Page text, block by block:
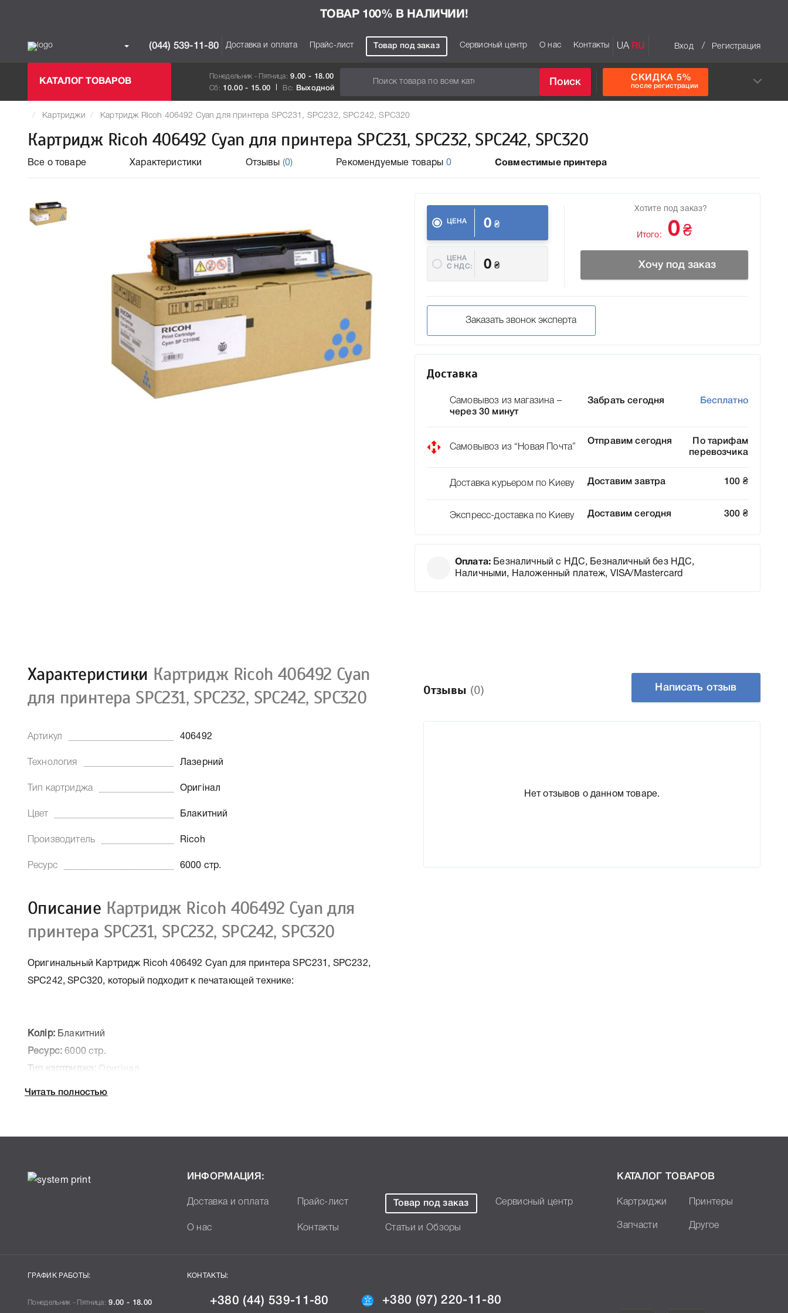
ТОВАР 100% В НАЛИЧИИ!
(044) 539-11-80 Доставка и оплата Прайс-лист Товар под заказ Сервисный центр О нас Контакты UA RU Вход / Регистрация
КАТАЛОГ ТОВАРОВ
Понедельник - Пятница: 9.00 - 18.00
Сб: 10.00 - 15.00 Вс: Выходной
Поиск СКИДКА 5%
после регистрации
Картриджи Картридж Ricoh 406492 Cyan для принтера SPC231, SPC232, SPC242, SPC320
Картридж Ricoh 406492 Cyan для принтера SPC231, SPC232, SPC242, SPC320
Все о товаре Характеристики Отзывы (0) Рекомендуемые товары 0 Совместимые принтера
ЦЕНА 0 ₴
ЦЕНА
C НДС:
0 ₴
Хотите под заказ?
Итого: 0 ₴
Хочу под заказ
Заказать звонок эксперта
Доставка
Самовывоз из магазина –
через 30 минут
Забрать сегодня Бесплатно
Самовывоз из “Новая Почта”
Отправим сегодня
По тарифам
перевозчика
Доставка курьером по Киеву Доставим завтра 100 ₴
Экспресс-доставка по Киеву Доставим сегодня 300 ₴
Оплата: Безналичный с НДС, Безналичный без НДС,
Наличными, Наложенный платеж, VISA/Mastercard
Характеристики Картридж Ricoh 406492 Cyan
для принтера SPC231, SPC232, SPC242, SPC320
Артикул 406492
Технология Лазерний
Тип картриджа Оригінал
Цвет Блакитний
Производитель Ricoh
Ресурс 6000 стр.
Описание Картридж Ricoh 406492 Cyan для
принтера SPC231, SPC232, SPC242, SPC320
Оригинальный Картридж Ricoh 406492 Cyan для принтера SPC231, SPC232,
SPC242, SPC320, который подходит к печатающей технике:
Колір:Блакитний
Ресурс: 6000 стр.
Тип картриджа: Оригінал
Артикул:
печатающей техники, к которому подходит Ricoh 406492 Cyan, что позволит Вам
Читать полностью
Отзывы (0) Написать отзыв
Нет отзывов о данном товаре.
ИНФОРМАЦИЯ:
Доставка и оплата Прайс-лист Товар под заказ Сервисный центр
О нас Контакты Статьи и Обзоры
КАТАЛОГ ТОВАРОВ
Картриджи Принтеры
Запчасти Другое
ГРАФИК РАБОТЫ:
Понедельник - Пятница: 9.00 - 18.00
КОНТАКТЫ:
+380 (44) 539-11-80 +380 (97) 220-11-80